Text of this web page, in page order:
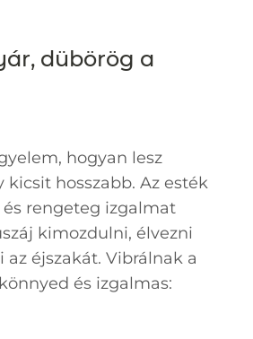
dübörög a
hogyan lesz
hosszabb. Az esték
rengeteg izgalmat
kimozdulni, élvezni
az éjszakát. Vibrálnak a
és izgalmas: